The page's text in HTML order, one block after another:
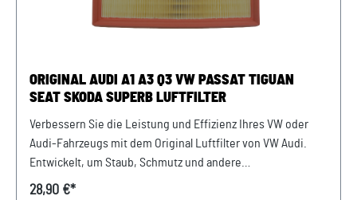
Ihres Fahrzeugs mitzuteilen. Wir prüfen vorab, ob der
gewünschte Artikel zum Fahrzeug passt.
ORIGINAL AUDI A1 A3 Q3 VW PASSAT TIGUAN
SEAT SKODA SUPERB LUFTFILTER
Verbessern Sie die Leistung und Effizienz Ihres VW oder
Audi-Fahrzeugs mit dem Original Luftfilter von VW Audi.
Entwickelt, um Staub, Schmutz und andere
Verunreinigungen fernzuhalten, sorgt dieser Luftfilter für
28,90 €*